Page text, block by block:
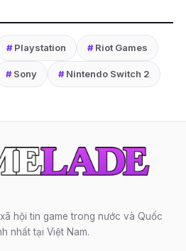
#Playstation #Riot Games
#Sony #Nintendo Switch 2
hội tin game trong nước và Quốc
nhất tại Việt Nam.